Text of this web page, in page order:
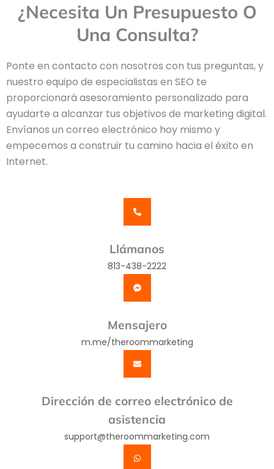
¿Necesita Un Presupuesto O
Una Consulta?
Ponte en contacto con nosotros con tus preguntas, y
nuestro equipo de especialistas en SEO te
proporcionará asesoramiento personalizado para
ayudarte a alcanzar tus objetivos de marketing digital.
Envíanos un correo electrónico hoy mismo y
empecemos a construir tu camino hacia el éxito en
Internet.
Llámanos
813-438-2222
Mensajero
m.me/theroommarketing
Dirección de correo electrónico de
asistencia
support@theroommarketing.com